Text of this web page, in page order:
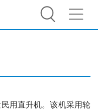
用直升机。该机采用轮